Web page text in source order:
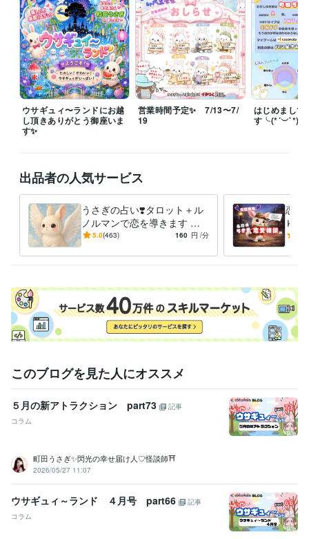
だからコソわたしはこの言葉を刻み､見捨てません
あなたの幸せがわたしの活力です
笑顔をたくさん生み出す為にわたしは何度だって！
世の不条理に立ち向かいます！
Why don’t you’re best?
何故ベストを尽くさないのか？
i believe in dreams
私は夢を信じる！
〜毎日待機中〜
経験職種
人事 / 評価・報酬 経験年数 : 10年
癒しの聞き上手 2014年12月 ~ 現在
あなたの楽園（エデン）ウサギュィ〜ランド 2025年5月 ~ 現在
自宅で副業 2025年5月 ~ 現在
受賞歴
2025年６月末にココナラ初出品、同年8月にプラチナランクに
2026年2月、販売件数500件達成！
2026年5月、販売件数1000件達成！
ケアマネジャー（介護支援専門員） 取得年 : 2019年
ビジネス・クリエイティブツール
Excel:10年Google スプレッドシート:10年Google ドキュメント:10年
Word:10年
ウサギュィ〜ランドにお越
し頂きありがとう御座いま
す✨
営業時間予定✨ 7/13〜7/
19
はじめまして
す╰(*´︶`*)╯
出品者の人気サービス
うさぎの占い❣️タロット＋ル
ノルマンで恋を導きます 恋
人/復縁/未来/複雑愛/片想い…
5.0(463) 160 円 /分
恋愛
Ｋ
女性
このブログを見た人にオススメ
５月の新アトラクション part73
記事
コラム
町田うさぎ✨閃光の幸せ届け人♡怪談師⛩️
2026/05/27 11:07
ウサギュィ～ランド ４月号 part66
記事
コラム